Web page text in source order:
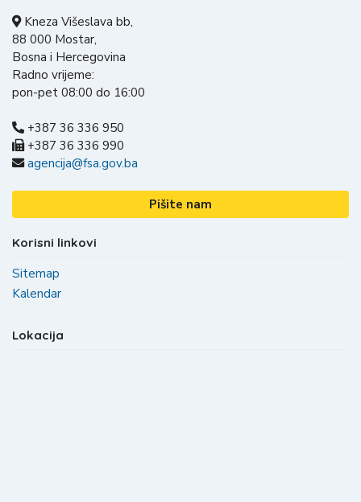
Kneza Višeslava bb,
88 000 Mostar,
Bosna i Hercegovina
Radno vrijeme:
pon-pet 08:00 do 16:00
+387 36 336 950
+387 36 336 990
agencija@fsa.gov.ba
Pišite nam
Korisni linkovi
Sitemap
Kalendar
Lokacija